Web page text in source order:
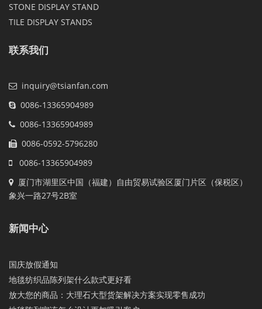
STONE DISPLAY STAND
TILE DISPLAY STANDS
联系我们
inquiry@tsianfan.com
0086-13365904989
0086-13365904989
0086-0592-5796280
0086-13365904989
厦门市湖里区中国（福建）自由贸易试验区厦门片区（保税区）
象兴一路27号2B室
新闻中心
国庆放假通知
地毯纺织品陈列架什么款式更好看
放大您的商品：大理石大型货架解决方案实现零售成功